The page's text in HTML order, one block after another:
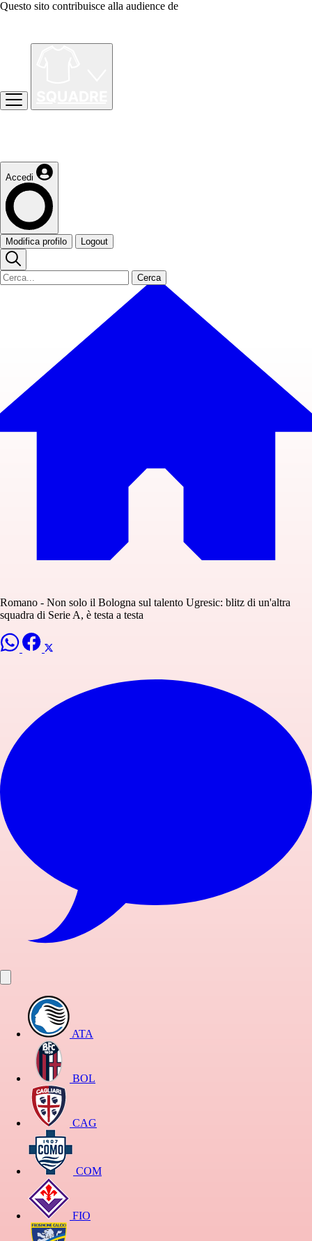
Questo sito contribuisce alla audience de
Accedi
Modifica profilo Logout
Cerca
Romano - Non solo il Bologna sul talento Ugresic: blitz di un'altra
squadra di Serie A, è testa a testa
ATA
BOL
CAG
COM
FIO